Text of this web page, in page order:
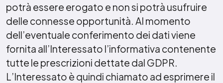
potrà essere erogato e non si potrà usufruire
delle connesse opportunità. Al momento
dell’eventuale conferimento dei dati viene
fornita all’Interessato l’informativa contenente
tutte le prescrizioni dettate dal GDPR.
L’Interessato è quindi chiamato ad esprimere il